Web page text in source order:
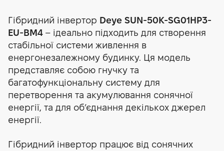
Гібридний інвертор Deye SUN-50K-SG01HP3-
EU-BM4 – ідеально підходить для створення
стабільної системи живлення в
енергонезалежному будинку. Ця модель
представляє собою гнучку та
багатофункціональну систему для
перетворення та акумулювання сонячної
енергії, та для об’єднання декількох джерел
енергії.
Гібридний інвертор працює від сонячних